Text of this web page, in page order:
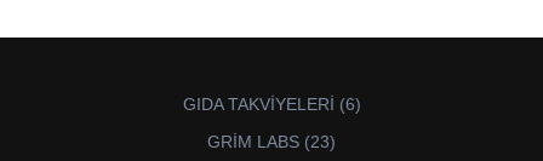
GIDA TAKVİYELERİ 66
GRİM LABS 2323